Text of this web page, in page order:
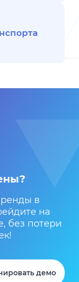
в
на
без потери
демо